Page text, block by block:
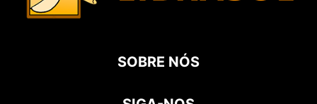
SOBRE NÓS